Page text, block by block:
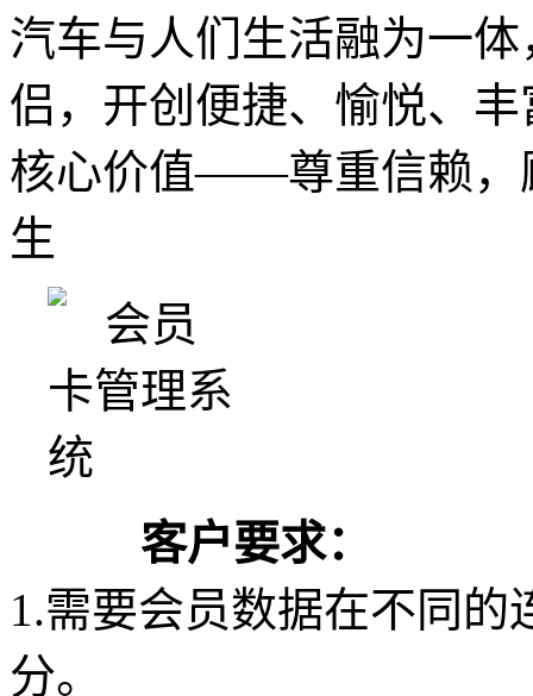
汽车与人们生活融为一
侣，开创便捷、愉悦、
核心价值——尊重信赖，
生
客户要求：
1.需要会员数据在不同
分。